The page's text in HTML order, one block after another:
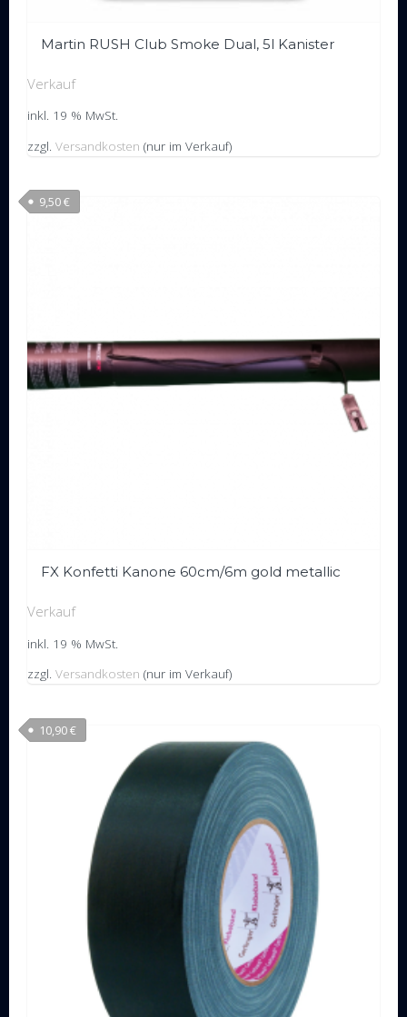
Martin RUSH Club Smoke Dual, 5l Kanister
Verkauf
inkl. 19 % MwSt.
zzgl. Versandkosten (nur im Verkauf)
FX Konfetti Kanone 60cm/6m gold metallic
9,50€
Verkauf
inkl. 19 % MwSt.
zzgl. Versandkosten (nur im Verkauf)
10,90€